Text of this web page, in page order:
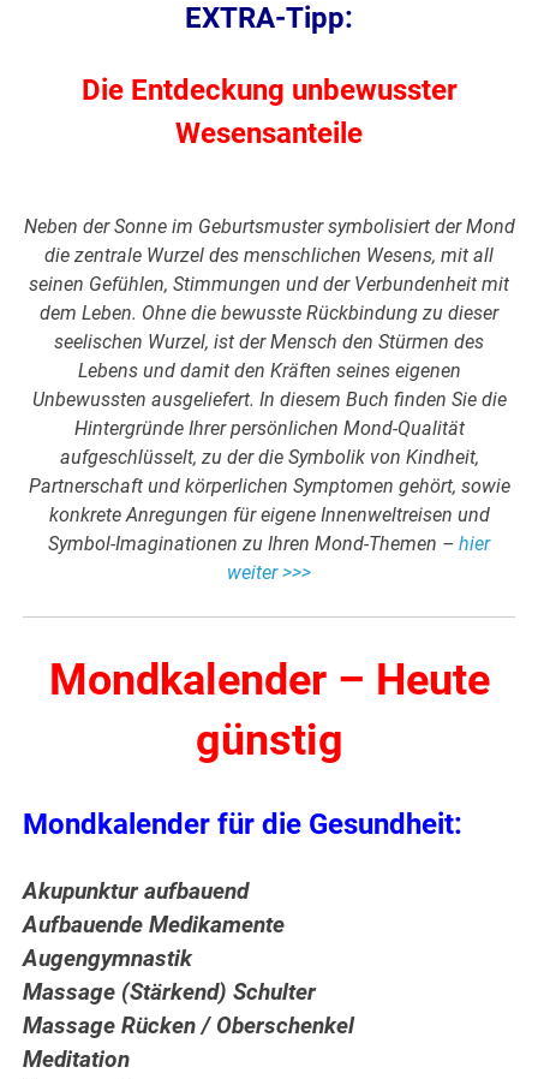
EXTRA-Tipp:
Die Entdeckung unbewusster
Wesensanteile
Neben der Sonne im Geburtsmuster symbolisiert der Mond
die zentrale Wurzel des menschlichen Wesens, mit all
seinen Gefühlen, Stimmungen und der Verbundenheit mit
dem Leben. Ohne die bewusste Rückbindung zu dieser
seelischen Wurzel, ist der Mensch den Stürmen des
Lebens und damit den Kräften seines eigenen
Unbewussten ausgeliefert. In diesem Buch finden Sie die
Hintergründe Ihrer persönlichen Mond-Qualität
aufgeschlüsselt, zu der die Symbolik von Kindheit,
Partnerschaft und körperlichen Symptomen gehört, sowie
konkrete Anregungen für eigene Innenweltreisen und
Symbol-Imaginationen zu Ihren Mond-Themen – hier
weiter >>>
Mondkalender – Heute
günstig
Mondkalender für die Gesundheit:
Akupunktur aufbauend
Aufbauende Medikamente
Augengymnastik
Massage (Stärkend) Schulter
Massage Rücken / Oberschenkel
Meditation